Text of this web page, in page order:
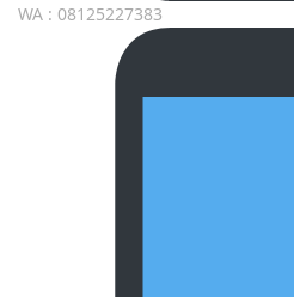
WA : 08125227383